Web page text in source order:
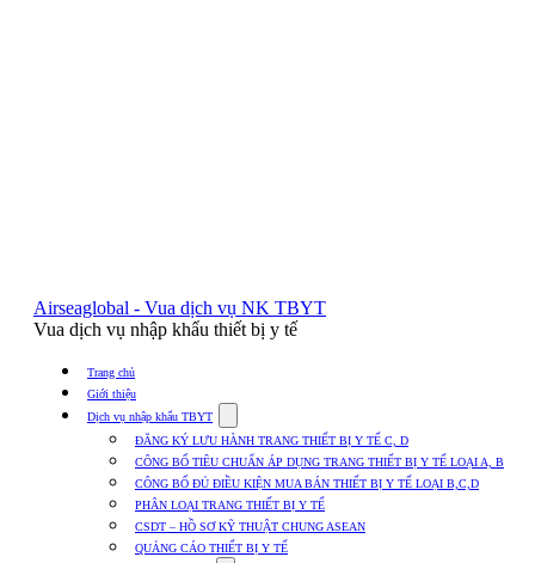
Airseaglobal - Vua dịch vụ NK TBYT
Vua dịch vụ nhập khẩu thiết bị y tế
Trang chủ
Giới thiệu
Dịch vụ nhập khẩu TBYT
submenu
for
Dịch
vụ
nhập
khẩu
TBYT
ĐĂNG KÝ LƯU HÀNH TRANG THIẾT BỊ Y TẾ C, D
CÔNG BỐ TIÊU CHUẨN ÁP DỤNG TRANG THIẾT BỊ Y TẾ LOẠI A, B
CÔNG BỐ ĐỦ ĐIỀU KIỆN MUA BÁN THIẾT BỊ Y TẾ LOẠI B,C,D
PHÂN LOẠI TRANG THIẾT BỊ Y TẾ
CSDT – HỒ SƠ KỸ THUẬT CHUNG ASEAN
QUẢNG CÁO THIẾT BỊ Y TẾ